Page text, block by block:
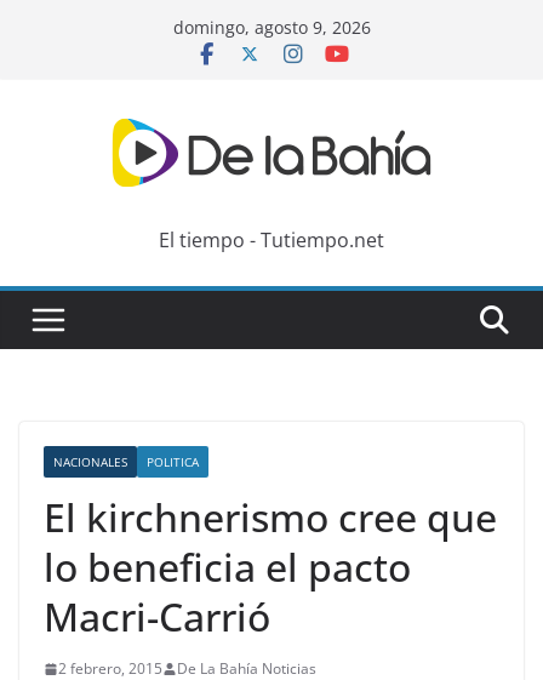
domingo, agosto 9, 2026
El tiempo - Tutiempo.net
NACIONALES POLITICA
El kirchnerismo cree que
lo beneficia el pacto
Macri-Carrió
2 febrero, 2015 De La Bahía Noticias